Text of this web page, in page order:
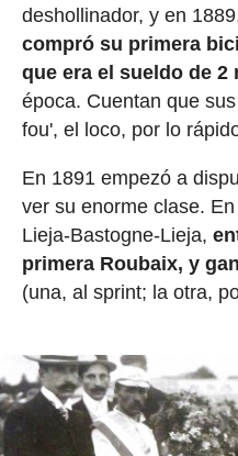
deshollinador, y en
compró su primera
que era el sueldo de 2
época. Cuentan que
fou', el loco, por lo
En 1891 empezó a
ver su enorme clase.
Lieja-Bastogne-Lieja,
primera Roubaix, y
(una, al sprint; la otra,